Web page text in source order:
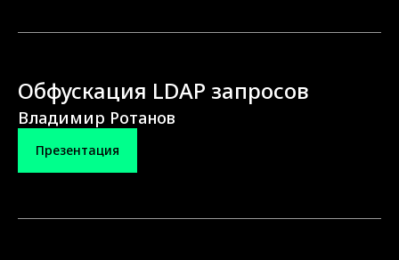
Обфускация LDAP запросов
Владимир Ротанов
Презентация